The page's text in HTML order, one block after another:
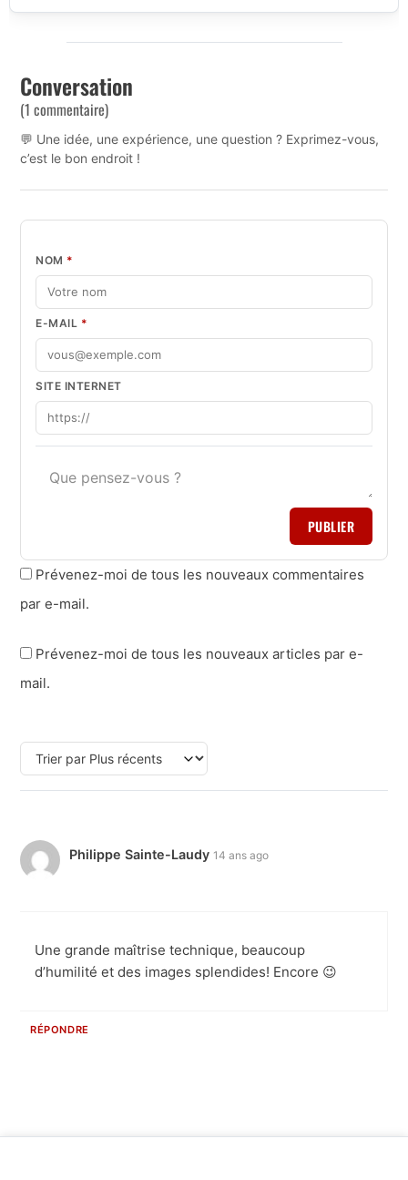
Conversation
(1 commentaire)
💬 Une idée, une expérience, une question ? Exprimez-vous,
c’est le bon endroit !
NOM *
E-MAIL *
SITE INTERNET
PUBLIER
Prévenez-moi de tous les nouveaux commentaires
par e-mail.
Prévenez-moi de tous les nouveaux articles par e-
mail.
Philippe Sainte-Laudy 14 ans ago
Une grande maîtrise technique, beaucoup
d’humilité et des images splendides! Encore 😉
RÉPONDRE